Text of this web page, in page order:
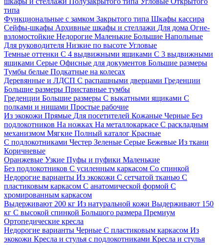
типа
Функциональные с замком Закрытого типа Шкафы кассира
Сейфы-шкафы Архивные шкафы и стеллажи Для дома Огне-
взломостойкие Недорогие Маленькие Большие Напольные
Для руководителя Низкие по высоте Угловые
Темные оттенки С 4 выдвижными ящиками С 3 выдвижными
ящиками Серые Офисные для документов Большие размеры
Тумбы белые Подкатные на колесах
Деревянные и ЛДСП С распашными дверцами Греденции
Большие размеры Приставные тумбы
Греденции Большие размеры С выкатными ящиками С
полками и нишами Простые рабочие
Из экокожи Прямые Для посетителей Кожаные Черные Без
подлокотников На ножках На металлокаркасе С раскладным
механизмом Мягкие Полный каталог Красные
С подлокотниками Честер Зеленые Серые Бежевые Из ткани
Коричневые
Оранжевые Узкие Пуфы и пуфики Маленькие
Без подлокотников С усиленным каркасом Со спинкой
Недорогие варианты Из экокожи С сетчатой тканью С
пластиковым каркасом С анатомической формой С
хромированным каркасом
Выдерживают 200 кг Из натуральной кожи Выдерживают 150
кг С высокой спинкой Большого размера Премиум
Ортопедические кресла
Недорогие варианты Черные С пластиковым каркасом Из
экокожи Кресла и стулья с подлокотниками Кресла и стулья